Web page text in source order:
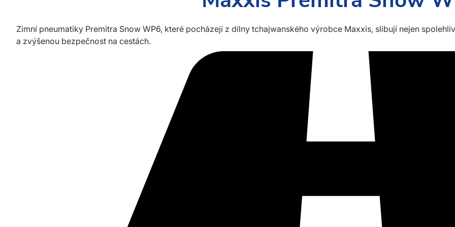
Zimní pneumatiky Premitra Snow WP6, které pocházejí z dílny tchajwanského výrobce Maxxis, slibují nejen
a zvýšenou bezpečnost na cestách.